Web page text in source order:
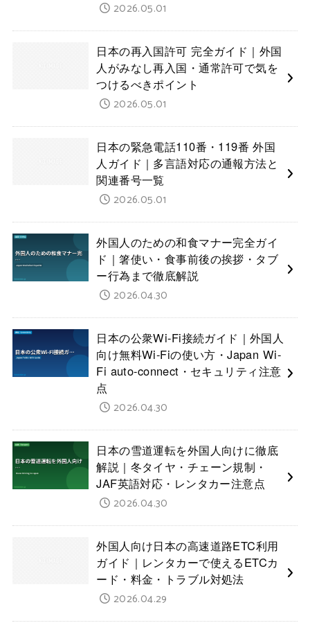
2026.05.01
日本の再入国許可 完全ガイド｜外国
人がみなし再入国・通常許可で気を
つけるべきポイント
2026.05.01
日本の緊急電話110番・119番 外国
人ガイド｜多言語対応の通報方法と
関連番号一覧
2026.05.01
外国人のための和食マナー完全ガイ
ド｜箸使い・食事前後の挨拶・タブ
ー行為まで徹底解説
2026.04.30
日本の公衆Wi-Fi接続ガイド｜外国人
向け無料Wi-Fiの使い方・Japan Wi-
Fi auto-connect・セキュリティ注意
点
2026.04.30
日本の雪道運転を外国人向けに徹底
解説｜冬タイヤ・チェーン規制・
JAF英語対応・レンタカー注意点
2026.04.30
外国人向け日本の高速道路ETC利用
ガイド｜レンタカーで使えるETCカ
ード・料金・トラブル対処法
2026.04.29